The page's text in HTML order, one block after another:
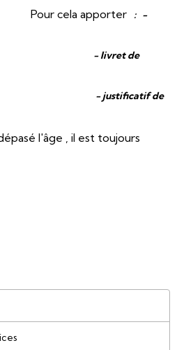
apporter
: -
de
de
l'âge , il est toujours